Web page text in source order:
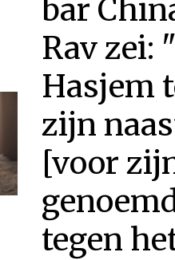
bar
Rav zei:
Hasjem
zijn
[voor
tegen